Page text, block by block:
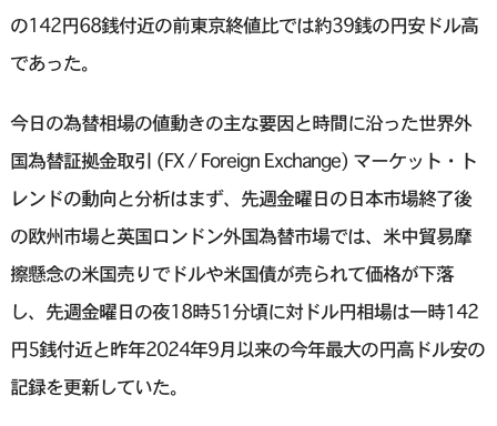
の142円68銭付近の前東京終値比では約39銭の円安ドル高
であった。
今日の為替相場の値動きの主な要因と時間に沿った世界外
国為替証拠金取引 (FX / Foreign Exchange) マーケット・ト
レンドの動向と分析はまず、先週金曜日の日本市場終了後
の欧州市場と英国ロンドン外国為替市場では、米中貿易摩
擦懸念の米国売りでドルや米国債が売られて価格が下落
し、先週金曜日の夜18時51分頃に対ドル円相場は一時142
円5銭付近と昨年2024年9月以来の今年最大の円高ドル安の
記録を更新していた。